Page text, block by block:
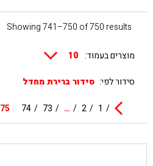
Showing 741–750 of 750 results
מוצרים בעמוד:
סידור לפי:
1
2
…
73
74
75